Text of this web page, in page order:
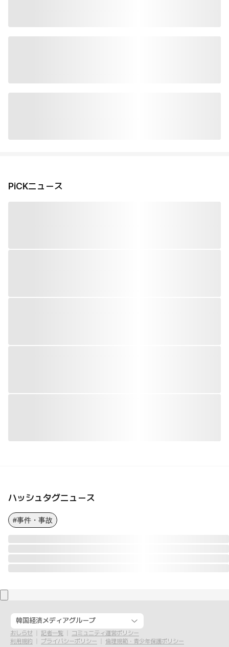
PiCKニュース
ハッシュタグニュース
#事件・事故
韓国経済メディアグループ
おしらせ 記者一覧
コミュニティ運営ポリシー
利用規約
プライバシーポリシー 倫理規範・青少年保護ポリシー